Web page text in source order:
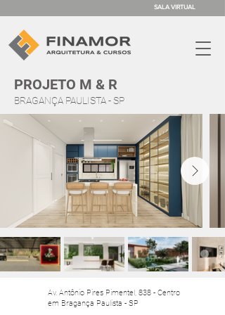
SALA VIRTUAL
PROJETO M & R
BRAGANÇA PAULISTA - SP
Av. Antônio Pires Pimentel, 838 - Centro
em Bragança Paulista - SP